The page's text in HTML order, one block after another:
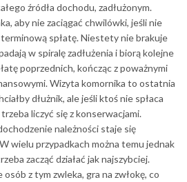
źródła dochodu, zadłużonym.
aby nie zaciągać chwilówki, jeśli nie
spłatę. Niestety nie brakuje
w spiralę zadłużenia i biorą kolejne
poprzednich, kończąc z poważnymi
Wizyta komornika to ostatnia
dłużnik, ale jeśli ktoś nie spłaca
liczyć się z konserwacjami.
należności staje się
wielu przypadkach można temu jednak
zacząć działać jak najszybciej.
z tym zwleka, gra na zwłokę, co